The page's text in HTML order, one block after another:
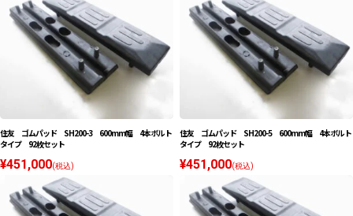
住友 ゴムパッド SH200-3 600mm幅 4本ボルト
タイプ 92枚セット
¥451,000(税込)
住友 ゴムパッド SH200-5 600mm幅 4本ボルト
タイプ 92枚セット
¥451,000(税込)